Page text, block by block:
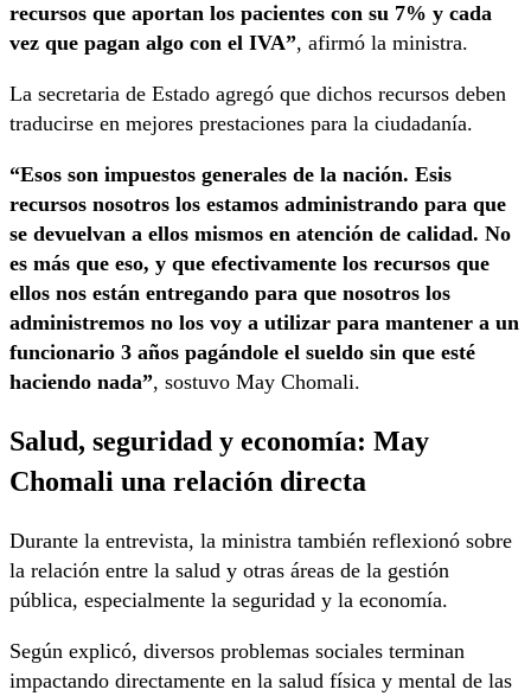
recursos que aportan los pacientes con su 7% y cada
vez que pagan algo con el IVA”, afirmó la ministra.
La secretaria de Estado agregó que dichos recursos deben
traducirse en mejores prestaciones para la ciudadanía.
“Esos son impuestos generales de la nación. Esis
recursos nosotros los estamos administrando para que
se devuelvan a ellos mismos en atención de calidad. No
es más que eso, y que efectivamente los recursos que
ellos nos están entregando para que nosotros los
administremos no los voy a utilizar para mantener a un
funcionario 3 años pagándole el sueldo sin que esté
haciendo nada”, sostuvo May Chomali.
Salud, seguridad y economía: May
Chomali una relación directa
Durante la entrevista, la ministra también reflexionó sobre
la relación entre la salud y otras áreas de la gestión
pública, especialmente la seguridad y la economía.
Según explicó, diversos problemas sociales terminan
impactando directamente en la salud física y mental de las